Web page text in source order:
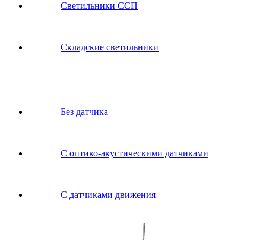
Светильники ССП
Складские светильники
Без датчика
С оптико-акустическими датчиками
С датчиками движения